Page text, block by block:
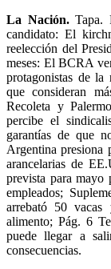
La Nación. Tapa.
candidato: El
reelección del
meses: El BCRA
protagonistas de la
que consideran
Recoleta y
percibe el
garantías de que
Argentina presiona
arancelarias de
prevista para mayo
empleados;
arrebató 50
alimento; Pág. 6
puede llegar a
consecuencias.